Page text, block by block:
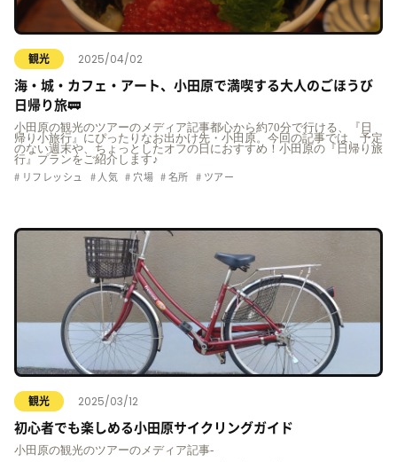
観光 2025/04/02
海・城・カフェ・アート、小田原で満喫する大人のごほうび
日帰り旅🚃
小田原の観光のツアーのメディア記事都心から約70分で行ける、『日
帰り小旅行』にぴったりなお出かけ先・小田原。今回の記事では、予定
のない週末や、ちょっとしたオフの日におすすめ！小田原の『日帰り旅
行』プランをご紹介します♪
リフレッシュ 人気 穴場 名所 ツアー
観光 2025/03/12
初心者でも楽しめる小田原サイクリングガイド
小田原の観光のツアーのメディア記事-